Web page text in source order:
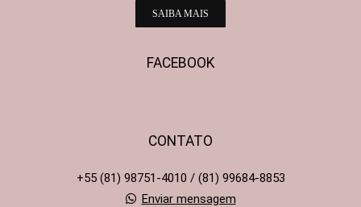
SAIBA MAIS
FACEBOOK
CONTATO
+55 (81) 98751-4010 / (81) 99684-8853
Enviar mensagem